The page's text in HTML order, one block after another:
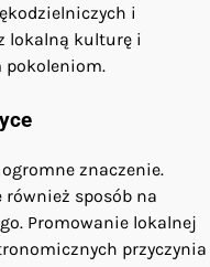
i
lokalną kulturę i
pokoleniom.
znaczenie.
sposób na
Promowanie lokalnej
przyczynia